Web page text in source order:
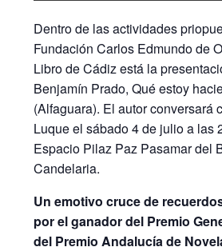
Dentro de las actividades
Fundación Carlos Edmundo de
Libro de Cádiz está la
Benjamín Prado, Qué estoy
(Alfaguara). El autor conversará
Luque el sábado 4 de julio a las
Espacio Pilaz Paz Pasamar del
Candelaria.
Un emotivo cruce de
por el ganador del Premio
del Premio Andalucía de